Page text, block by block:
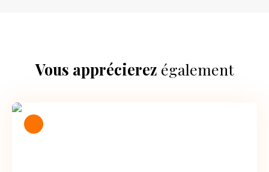
Vous apprécierez également